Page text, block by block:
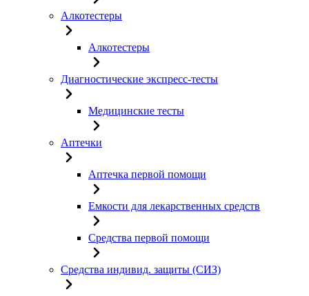
Алкотестеры
Алкотестеры
Диагностические экспресс-тесты
Медицинские тесты
Аптечки
Аптечка первой помощи
Емкости для лекарственных средств
Средства первой помощи
Средства индивид. защиты (СИЗ)